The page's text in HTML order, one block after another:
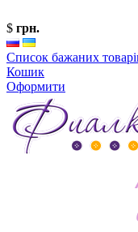
$ грн.
Список бажаних
Кошик
Оформити